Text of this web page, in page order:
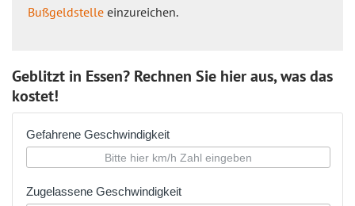
Bußgeldstelle einzureichen.
Geblitzt in Essen? Rechnen Sie hier aus, was das
kostet!